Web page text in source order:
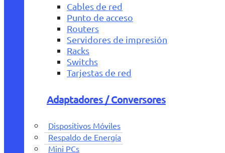
Cables de red
Punto de acceso
Routers
Servidores de impresión
Racks
Switchs
Tarjestas de red
Adaptadores / Conversores
Dispositivos Móviles
Respaldo de Energía
Mini PCs